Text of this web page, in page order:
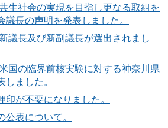
生社会の実現を目指し更なる取組を
議長の声明を発表しました。
議長及び新副議長が選出されまし
国の臨界前核実験に対する神奈川県
しました。
印が不要になりました。
公表について。